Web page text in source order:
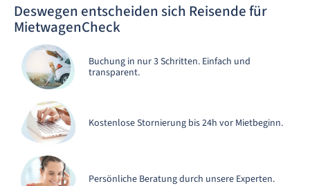
Deswegen entscheiden sich Reisende für
MietwagenCheck
Buchung in nur 3 Schritten. Einfach und
transparent.
Kostenlose Stornierung bis 24h vor Mietbeginn.
Persönliche Beratung durch unsere Experten.